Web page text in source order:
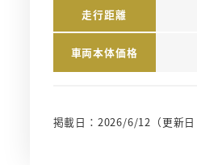
走行距離
車両本体価格
掲載日：2026/6/12 （更新